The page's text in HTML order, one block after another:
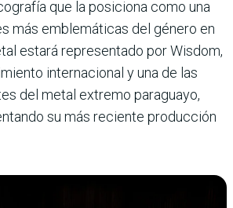
que la posiciona como una
más emblemáticas del género en
estará representado por Wisdom,
internacional y una de las
del metal extremo paraguayo,
su más reciente producción